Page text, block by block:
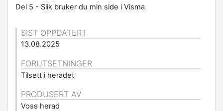
Del 5 - Slik bruker du min side i Visma
SIST OPPDATERT
13.08.2025
FORUTSETNINGER
Tilsett i heradet
PRODUSERT AV
Voss herad